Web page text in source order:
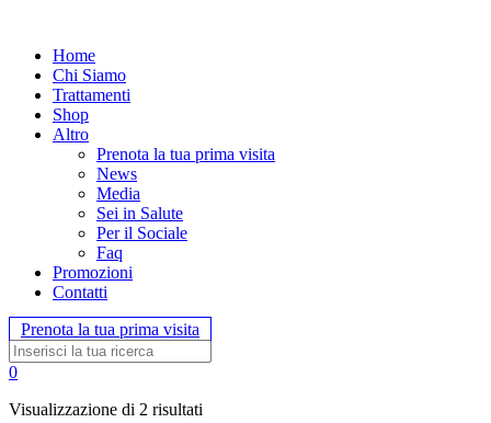
Home
Chi Siamo
Trattamenti
Shop
Altro
Prenota la tua prima visita
News
Media
Sei in Salute
Per il Sociale
Faq
Promozioni
Contatti
Prenota la tua prima visita
0
Visualizzazione di 2 risultati